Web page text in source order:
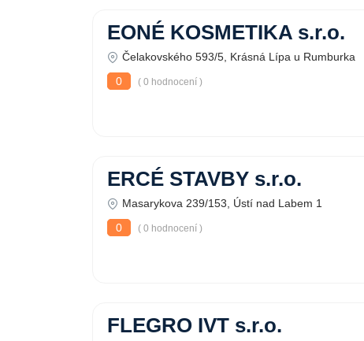
EONÉ KOSMETIKA s.r.o.
Čelakovského 593/5, Krásná Lípa u Rumburka
0
( 0 hodnocení )
ERCÉ STAVBY s.r.o.
Masarykova 239/153, Ústí nad Labem 1
0
( 0 hodnocení )
FLEGRO IVT s.r.o.